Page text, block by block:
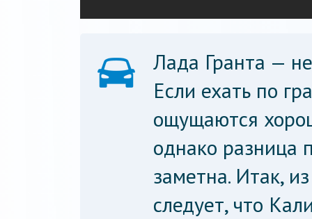
Лада Гранта —
Если ехать по
ощущаются
однако разница
заметна. Итак,
следует, что